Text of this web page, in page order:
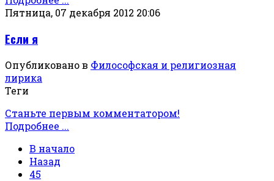
Пятница, 07 декабря 2012 20:06
Если я
Опубликовано в Философская и религиозная
лирика
Теги
Станьте первым комментатором!
Подробнее ...
В начало
Назад
45